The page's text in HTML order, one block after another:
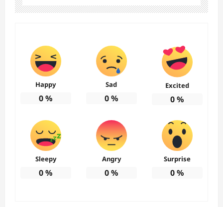
Happy
0%
Sad
0%
Excited
0%
Sleepy
0%
Angry
0%
Surprise
0%